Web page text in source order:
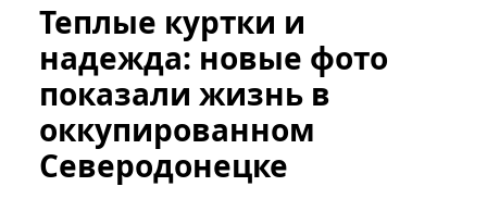
Теплые куртки и
надежда: новые фото
показали жизнь в
оккупированном
Северодонецке